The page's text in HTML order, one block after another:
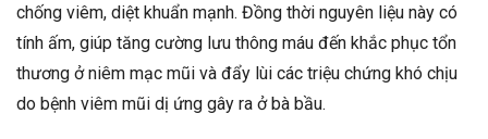
chống viêm, diệt khuẩn mạnh. Đồng thời nguyên liệu này có
tính ấm, giúp tăng cường lưu thông máu đến khắc phục tổn
thương ở niêm mạc mũi và đẩy lùi các triệu chứng khó chịu
do bệnh viêm mũi dị ứng gây ra ở bà bầu.